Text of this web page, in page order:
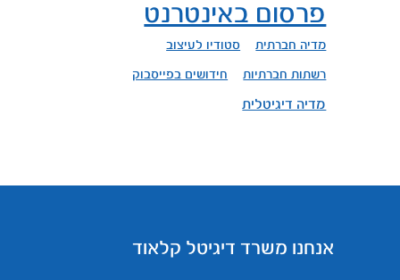
פרסום באינטרנט
מדיה חברתית סטודיו לעיצוב
רשתות חברתיות חידושים בפייסבוק
מדיה דיגיטלית
אנחנו משרד דיגיטל קלאוד